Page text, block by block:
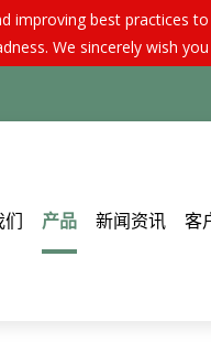
improving best practices
We sincerely wish
们 产品 新闻资讯 客